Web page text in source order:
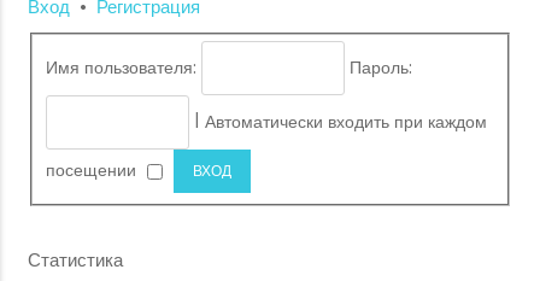
Вход • Регистрация
Имя пользователя: Пароль:
Автоматически входить при каждом
посещении
Статистика